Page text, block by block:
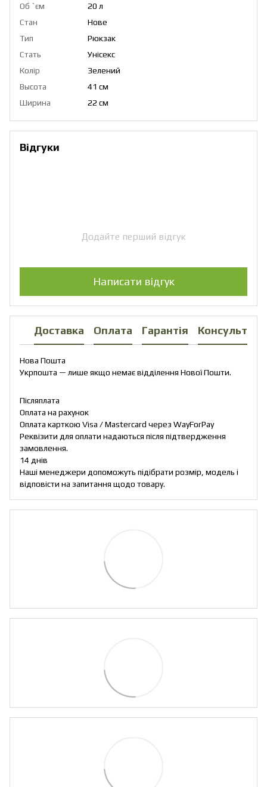
Об `єм
20 л
Стан
Нове
Тип
Рюкзак
Стать
Унісекс
Колір
Зелений
Высота
41 см
Ширина
22 см
Відгуки
Додайте перший відгук
Написати відгук
Доставка Оплата Гарантія
Нова Пошта
Укрпошта — лише якщо немає відділення Нової Пошти.
Післяплата
Оплата на рахунок
Оплата карткою Visa / Mastercard через WayForPay
Реквізити для оплати надаються після підтвердження
замовлення.
14 днів
Наші менеджери допоможуть підібрати розмір, модель і
відповісти на запитання щодо товару.